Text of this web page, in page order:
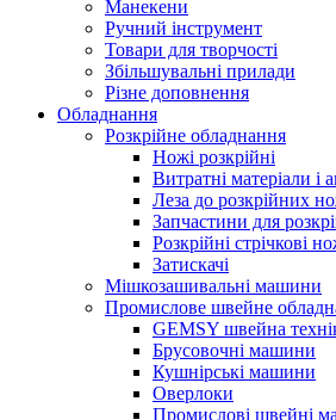
Манекени
Ручний інструмент
Товари для творчості
Збільшувальні прилади
Різне доповнення
Обладнання
Розкрійне обладнання
Ножі розкрійні
Витратні матеріали і
Леза до розкрійних
Запчастини для
Розкрійні стрічкові
Затискачі
Мішкозашивальні машини
Промислове швейне
GEMSY швейна
Брусовочні машини
Кушнірські машини
Оверлоки
Промислові швейні